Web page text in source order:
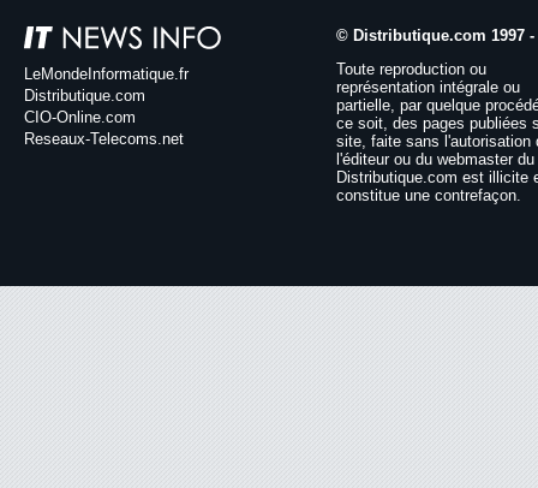
LeMondeInformatique.fr
Distributique.com
CIO-Online.com
Reseaux-Telecoms.net
© Distributique.com 1997 -
Toute reproduction ou
représentation intégrale ou
partielle, par quelque
ce soit, des pages publiées
site, faite sans l'autorisation
l'éditeur ou du webmaster
Distributique.com est illicite
constitue une contrefaçon.